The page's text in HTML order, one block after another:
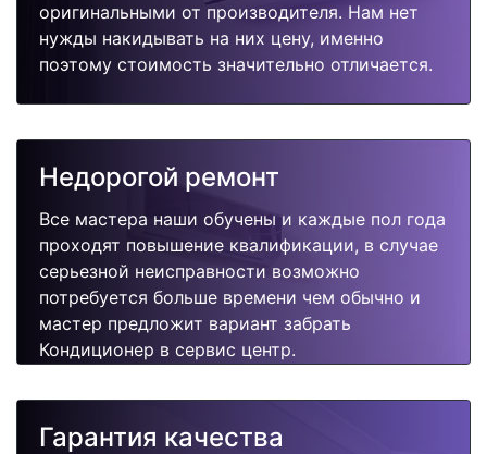
оригинальными от производителя. Нам нет
нужды накидывать на них цену, именно
поэтому стоимость значительно отличается.
Недорогой ремонт
Все мастера наши обучены и каждые пол года
проходят повышение квалификации, в случае
серьезной неисправности возможно
потребуется больше времени чем обычно и
мастер предложит вариант забрать
Кондиционер в сервис центр.
Гарантия качества